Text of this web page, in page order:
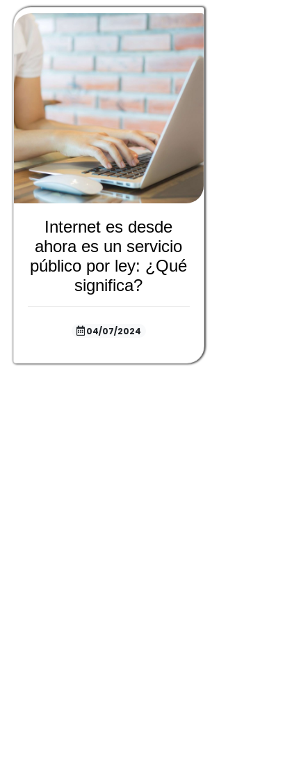
Internet es desde
ahora es un servicio
público por ley: ¿Qué
significa?
04/07/2024